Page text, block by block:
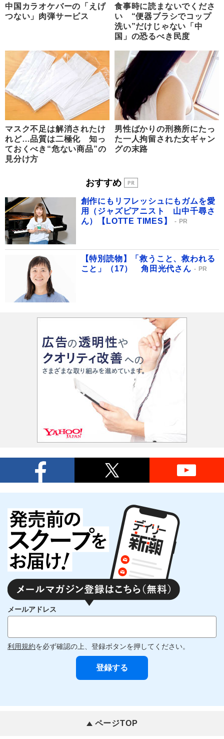
中国カラオケバーの「えげ
つない」肉弾サービス
食事時に読まないでくださ
い “便器ブラシでコップ
洗い”だけじゃない「中
国」の恐るべき民度
マスク不足は解消されたけ
れど…品質は二極化 知っ
ておくべき“危ない商品”の
見分け方
男性ばかりの刑務所にたっ
た一人拘留された女ギャン
グの末路
おすすめ
創作にもリフレッシュにもガムを愛
用（ジャズピアニスト 山中千尋さ
ん）【LOTTE TIMES】
PR
【特別読物】「救うこと、救われる
こと」（17） 角田光代さん
PR
メールアドレス
利用規約を必ず確認の上、登録ボタンを押してください。
ページTOP